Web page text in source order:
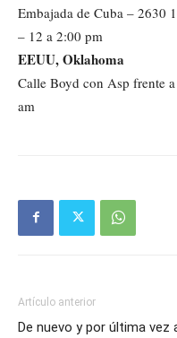
Embajada de Cuba – 2630
– 12 a 2:00 pm
EEUU, Oklahoma
Calle Boyd con Asp frente
am
Artículo anterior
De nuevo y por última vez